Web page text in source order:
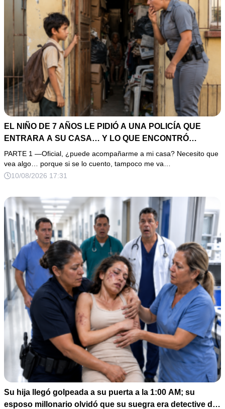
EL NIÑO DE 7 AÑOS LE PIDIÓ A UNA POLICÍA QUE
ENTRARA A SU CASA… Y LO QUE ENCONTRÓ
EXPLICÓ POR QUÉ NADIE LE CREÍA
PARTE 1 —Oficial, ¿puede acompañarme a mi casa? Necesito que
vea algo… porque si se lo cuento, tampoco me va…
10/08/2026 17:31
Su hija llegó golpeada a su puerta a la 1:00 AM; su
esposo millonario olvidó que su suegra era detective de